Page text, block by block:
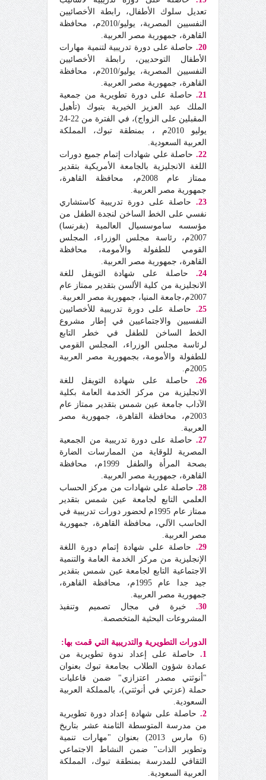
تعديل سلوك الأطفال، رابطة الأخصائيين
النفسيين المصرية، يوليو/2010م، محافظة
القاهرة، جمهورية مصر العربية.
20.
حاصلة على دورة تدريبية لتنمية مهارات
الأطفال التوحديين، رابطة الأخصائيين
النفسيين المصرية، يوليو/2010م، محافظة
القاهرة، جمهورية مصر العربية.
21.
حاصلة على دورة تطويرية من جمعية
الملك عبد العزيز الخيرية بتبوك (تأهيل
المقبلين على الزواج)، في الفترة من 22-24
يوليو 2010م ، بمنطقة تبوك، المملكة
العربية السعودية.
22.
حاصلة علي شهادات إتمام جميع دورات
اللغة الانجليزية بالجامعة الأمريكية بتقدير
ممتاز عام 2008م، محافظة القاهرة،
جمهورية مصر العربية.
23.
حاصلة على دورة تدريبية كاستشاري
نفسي على الخط الساخن لنجدة الطفل من
مؤسسه ساموسسيال العالمية (بفرنسا)
2007م، رئاسة مجلس الوزراء، المجلس
القومي للطفولة والأمومة، محافظة
القاهرة، جمهورية مصر العربية.
24.
حاصلة على شهادة التويفل للغة
الانجليزية من كلية الألسن بتقدير ممتاز عام
2007م،جامعة المنيا، جمهورية مصر العربية.
25.
حاصلة على دورة تدريبية للأخصائيين
النفسيين والاجتماعيين في إطار مشروع
الخط الساخن للطفل في خطر التابع
لرئاسة مجلس الوزراء، المجلس القومي
للطفولة والأمومة، بجمهورية مصر العربية
2005م.
26.
حاصلة على شهادة التويفل للغة
الانجليزية من مركز الخدمة العامة بكلية
الآداب جامعة عين شمس بتقدير ممتاز عام
2003م، محافظة القاهرة، جمهورية مصر
العربية.
27.
حاصلة على دورة تدريبية من الجمعية
المصرية للوقاية من الممارسات الضارة
بصحة المرأة والطفل 1999م، محافظة
القاهرة، جمهورية مصر العربية.
28.
حاصلة علي شهادات من مركز الحساب
العلمي التابع لجامعة عين شمس بتقدير
ممتاز عام 1995م لحضور دورات تدريبية في
الحاسب الآلي، محافظة القاهرة، جمهورية
مصر العربية.
29.
حاصلة علي شهادة إتمام دورة اللغة
الإنجليزية من مركز الخدمة العامة والتنمية
الاجتماعية التابع لجامعة عين شمس بتقدير
جيد جدا عام 1995م، محافظة القاهرة،
جمهورية مصر العربية.
30.
خبرة في مجال تصميم وتنفيذ
المشروعات البحثية المتخصصة.
الدورات التطويرية والتدريبية التي قمت بها:
1.
حاصلة على إعداد ندوة تطويرية من
عمادة شؤون الطلاب بجامعة تبوك بعنوان
"أنوثتي مصدر اعتزازي" ضمن فاعليات
حملة (عزتي في أنوثتي)، بالمملكة العربية
السعودية.
2
. حاصلة على شهادة إعداد دورة تطويرية
من مدرسة المتوسطة الثامنة عشر بتاريخ
(6 مارس 2013) بعنوان "مهارات تنمية
وتطوير الذات" ضمن النشاط الاجتماعي
الثقافي للمدرسة بمنطقة تبوك، المملكة
العربية السعودية.